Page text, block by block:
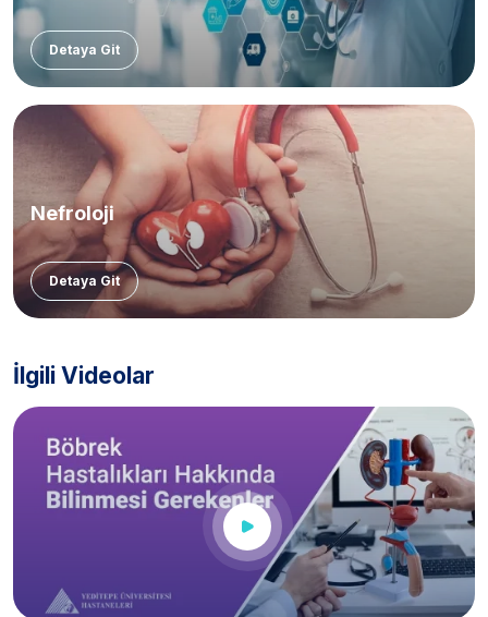
Detaya Git
Nefroloji
Detaya Git
İlgili Videolar